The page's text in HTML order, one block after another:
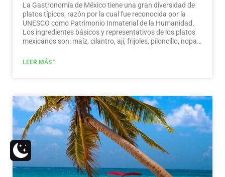
La Gastronomía de México tiene una gran diversidad de
platos típicos, razón por la cual fue reconocida por la
UNESCO como Patrimonio Inmaterial de la Humanidad.
Los ingredientes básicos y representativos de los platos
mexicanos son: maíz, cilantro, ají, frijoles, piloncillo, nopal
sus salsas, que sirven de acompañamiento a platos
LEER MÁS "